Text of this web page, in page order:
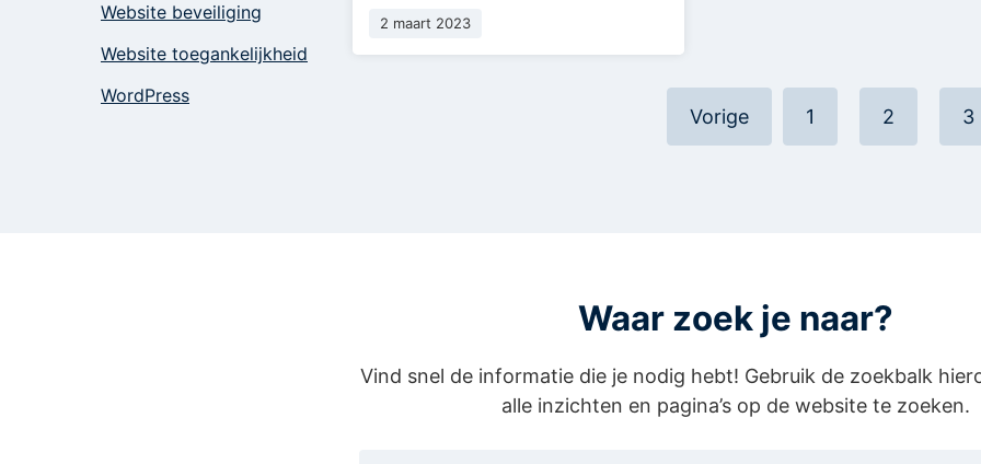
Website beveiliging
Website toegankelijkheid
WordPress
2 maart 2023
Vorige 1 2 3
Waar zoek je naar?
Vind snel de informatie die je nodig hebt! Gebruik de zoekbalk
alle inzichten en pagina’s op de website te zoeken.